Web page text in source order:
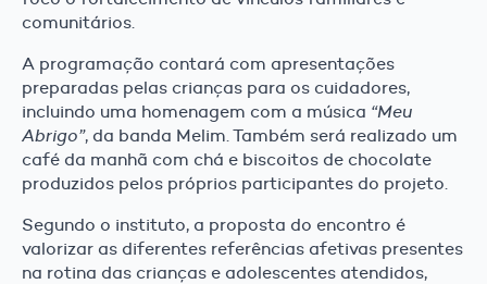
comunitários.
A programação contará com apresentações
preparadas pelas crianças para os cuidadores,
incluindo uma homenagem com a música “Meu
Abrigo”, da banda Melim. Também será realizado um
café da manhã com chá e biscoitos de chocolate
produzidos pelos próprios participantes do projeto.
Segundo o instituto, a proposta do encontro é
valorizar as diferentes referências afetivas presentes
na rotina das crianças e adolescentes atendidos,